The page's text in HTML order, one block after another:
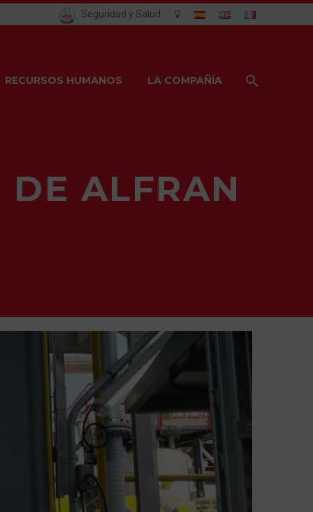
Seguridad y Salud
RECURSOS HUMANOS LA COMPAÑÍA
ALFRAN